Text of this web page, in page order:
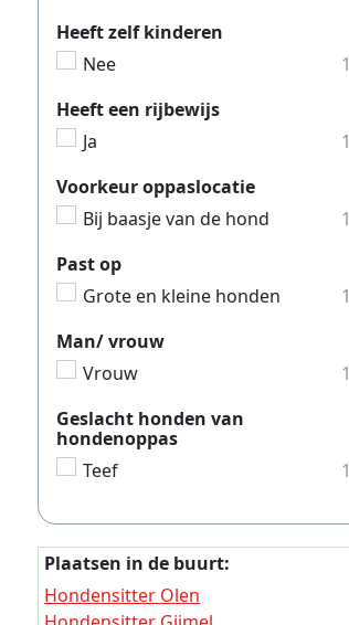
Heeft zelf kinderen
Nee
1
Heeft een rijbewijs
Ja
1
Voorkeur oppaslocatie
Bij baasje van de hond
1
Past op
Grote en kleine honden
1
Man/ vrouw
Vrouw
1
Geslacht honden van
hondenoppas
Teef
1
Plaatsen in de buurt:
Hondensitter Olen